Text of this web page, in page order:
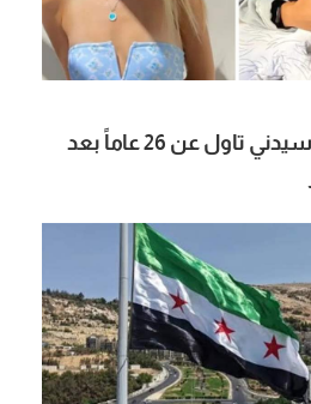
وفاة مؤثرة تيك توك سيدني تاول عن 26 عاماً بعد